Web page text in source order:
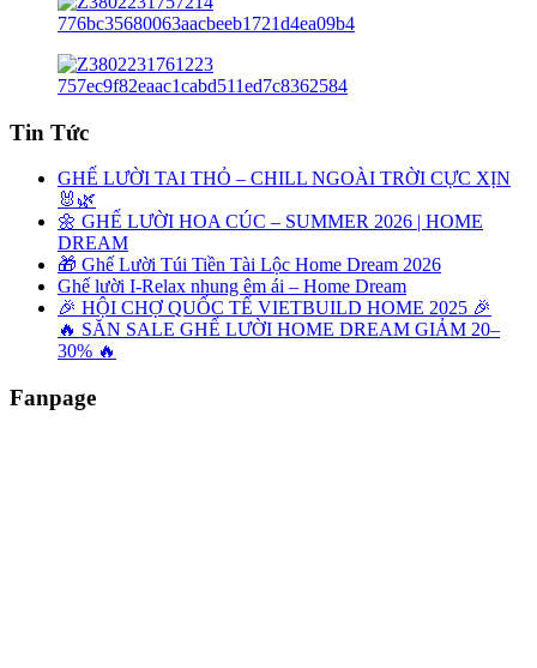
Tin Tức
GHẾ LƯỜI TAI THỎ – CHILL NGOÀI TRỜI CỰC XỊN
🐰🌿
🌼 GHẾ LƯỜI HOA CÚC – SUMMER 2026 | HOME
DREAM
🎁 Ghế Lười Túi Tiền Tài Lộc Home Dream 2026
Ghế lười I-Relax nhung êm ái – Home Dream
🎉 HỘI CHỢ QUỐC TẾ VIETBUILD HOME 2025 🎉
🔥 SĂN SALE GHẾ LƯỜI HOME DREAM GIẢM 20–
30% 🔥
Fanpage